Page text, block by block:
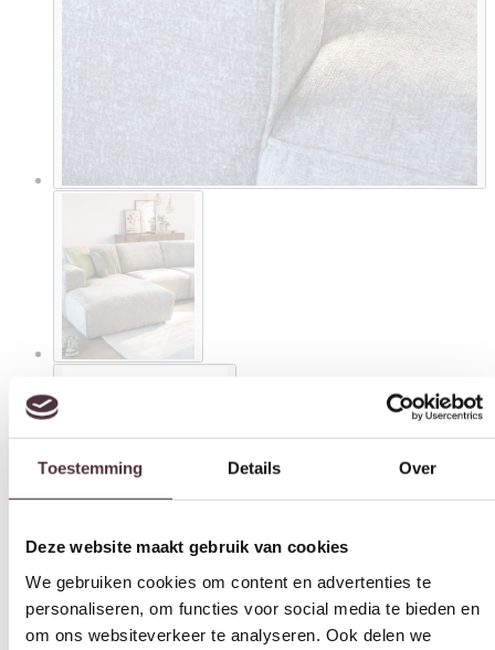
Toestemming Details Over
We gebruiken cookies om content en advertenties te
personaliseren, om functies voor social media te bieden en
om ons websiteverkeer te analyseren. Ook delen we
informatie over uw gebruik van onze site met onze